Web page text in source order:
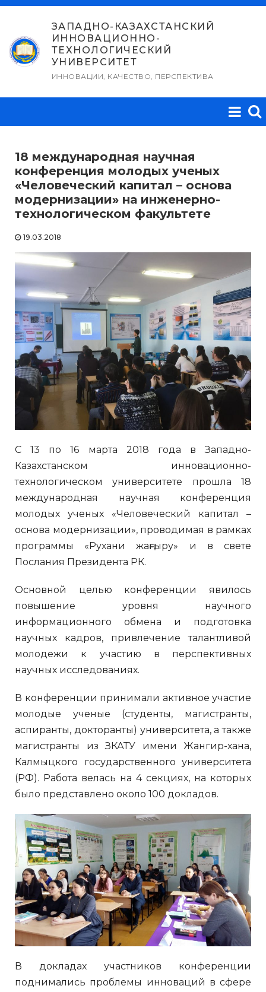
Перейти
содержимому
ЗАПАДНО-КАЗАХСТАНСКИЙ
ИННОВАЦИОННО-
ТЕХНОЛОГИЧЕСКИЙ
УНИВЕРСИТЕТ
ИННОВАЦИИ, КАЧЕСТВО, ПЕРСПЕКТИВА
18 международная научная
конференция молодых ученых
«Человеческий капитал – основа
модернизации» на инженерно-
технологическом факультете
19.03.2018
С 13 по 16 марта 2018 года в Западно-
Казахстанском инновационно-
технологическом университете прошла 18
международная научная конференция
молодых ученых «Человеческий капитал –
основа модернизации», проводимая в рамках
программы «Рухани жаңғыру» и в свете
Послания Президента РК.
Основной целью конференции явилось
повышение уровня научного
информационного обмена и подготовка
научных кадров, привлечение талантливой
молодежи к участию в перспективных
научных исследованиях.
В конференции принимали активное участие
молодые ученые (студенты, магистранты,
аспиранты, докторанты) университета, а также
магистранты из ЗКАТУ имени Жангир-хана,
Калмыцкого государственного университета
(РФ). Работа велась на 4 секциях, на которых
было представлено около 100 докладов.
В докладах участников конференции
поднимались проблемы инноваций в сфере